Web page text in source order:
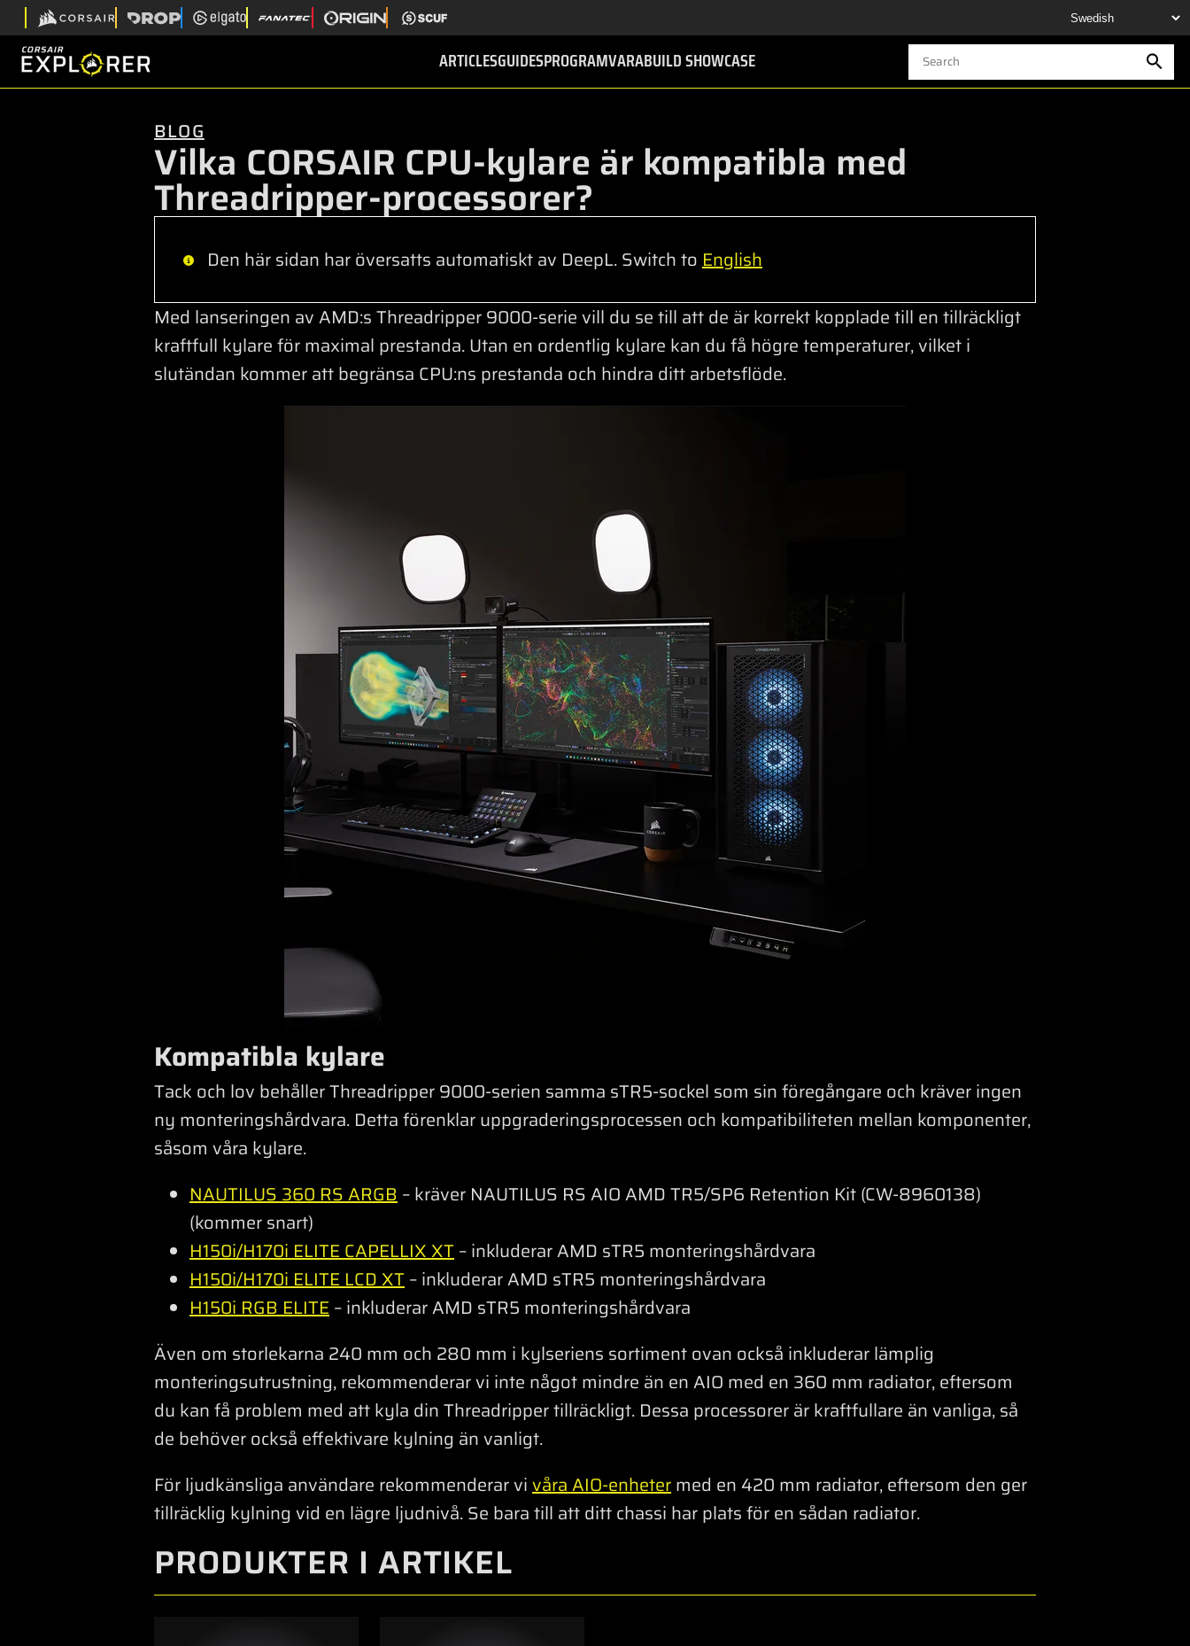
ARTICLESGUIDESPROGRAMVARABUILD SHOWCASE
BLOG
Vilka CORSAIR CPU-kylare är kompatibla med
Threadripper-processorer?
Den här sidan har översatts automatiskt av DeepL. Switch toEnglish
Med lanseringen av AMD:s Threadripper 9000-serie vill du se till att de är korrekt kopplade till en tillräckligt
kraftfull kylare för maximal prestanda. Utan en ordentlig kylare kan du få högre temperaturer, vilket i
slutändan kommer att begränsa CPU:ns prestanda och hindra ditt arbetsflöde.
Kompatibla kylare
Tack och lov behåller Threadripper 9000-serien samma sTR5-sockel som sin föregångare och kräver ingen
ny monteringshårdvara. Detta förenklar uppgraderingsprocessen och kompatibiliteten mellan komponenter,
såsom våra kylare.
NAUTILUS 360 RS ARGB– kräver NAUTILUS RS AIO AMD TR5/SP6 Retention Kit (CW-8960138)
(kommer snart)
H150i/H170i ELITE CAPELLIX XT– inkluderar AMD sTR5 monteringshårdvara
H150i/H170i ELITE LCD XT– inkluderar AMD sTR5 monteringshårdvara
H150i RGB ELITE– inkluderar AMD sTR5 monteringshårdvara
Även om storlekarna 240 mm och 280 mm i kylseriens sortiment ovan också inkluderar lämplig
monteringsutrustning, rekommenderar vi inte något mindre än en AIO med en 360 mm radiator, eftersom
du kan få problem med att kyla din Threadripper tillräckligt. Dessa processorer är kraftfullare än vanliga, så
de behöver också effektivare kylning än vanligt.
För ljudkänsliga användare rekommenderar vivåra AIO-enhetermed en 420 mm radiator, eftersom den ger
tillräcklig kylning vid en lägre ljudnivå. Se bara till att ditt chassi har plats för en sådan radiator.
PRODUKTER I ARTIKEL